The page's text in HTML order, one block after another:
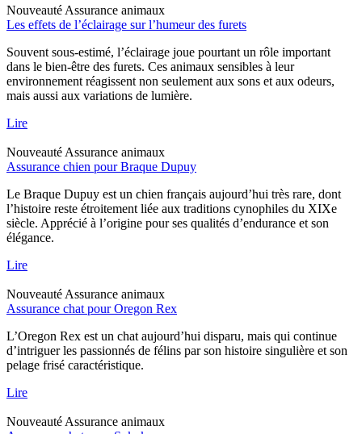
Nouveauté Assurance animaux
Les effets de l’éclairage sur l’humeur des furets
Souvent sous-estimé, l’éclairage joue pourtant un rôle important
dans le bien-être des furets. Ces animaux sensibles à leur
environnement réagissent non seulement aux sons et aux odeurs,
mais aussi aux variations de lumière.
Lire
Nouveauté Assurance animaux
Assurance chien pour Braque Dupuy
Le Braque Dupuy est un chien français aujourd’hui très rare, dont
l’histoire reste étroitement liée aux traditions cynophiles du XIXe
siècle. Apprécié à l’origine pour ses qualités d’endurance et son
élégance.
Lire
Nouveauté Assurance animaux
Assurance chat pour Oregon Rex
L’Oregon Rex est un chat aujourd’hui disparu, mais qui continue
d’intriguer les passionnés de félins par son histoire singulière et son
pelage frisé caractéristique.
Lire
Nouveauté Assurance animaux